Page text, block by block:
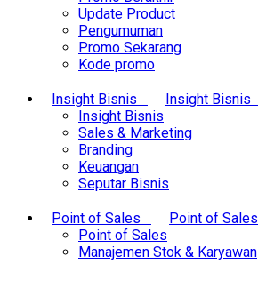
Update Product
Pengumuman
Promo Sekarang
Kode promo
Insight Bisnis
Insight Bisnis
Insight Bisnis
Sales & Marketing
Branding
Keuangan
Seputar Bisnis
Point of Sales
Point of Sales
Point of Sales
Manajemen Stok & Karyawan